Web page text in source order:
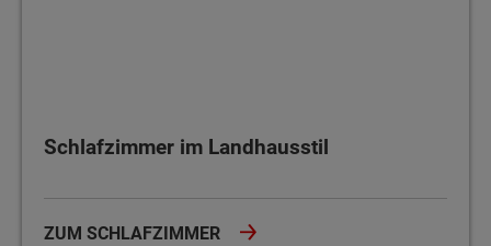
Schlafzimmer im Landhausstil
ZUM SCHLAFZIMMER